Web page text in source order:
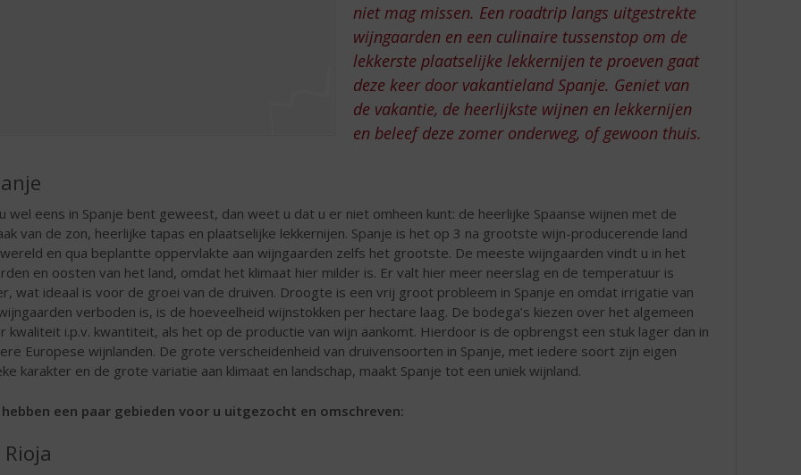
niet mag missen. Een roadtrip langs uitgestrekte
wijngaarden en een culinaire tussenstop om de
lekkerste plaatselijke lekkernijen te proeven gaat
deze keer door vakantieland Spanje. Geniet van
de vakantie, de heerlijkste wijnen en lekkernijen
en beleef deze zomer onderweg, of gewoon thuis.
wel eens in Spanje bent geweest, dan weet u dat u er niet omheen kunt: de heerlijke Spaanse wijnen met de
van de zon, heerlijke tapas en plaatselijke lekkernijen. Spanje is het op 3 na grootste wijn-producerende land
en qua beplantte oppervlakte aan wijngaarden zelfs het grootste. De meeste wijngaarden vindt u in het
en oosten van het land, omdat het klimaat hier milder is. Er valt hier meer neerslag en de temperatuur is
wat ideaal is voor de groei van de druiven. Droogte is een vrij groot probleem in Spanje en omdat irrigatie van
verboden is, is de hoeveelheid wijnstokken per hectare laag. De bodega’s kiezen over het algemeen
kwaliteit i.p.v. kwantiteit, als het op de productie van wijn aankomt. Hierdoor is de opbrengst een stuk lager dan in
Europese wijnlanden. De grote verscheidenheid van druivensoorten in Spanje, met iedere soort zijn eigen
karakter en de grote variatie aan klimaat en landschap, maakt Spanje tot een uniek wijnland.
hebben een paar gebieden voor u uitgezocht en omschreven:
Rioja